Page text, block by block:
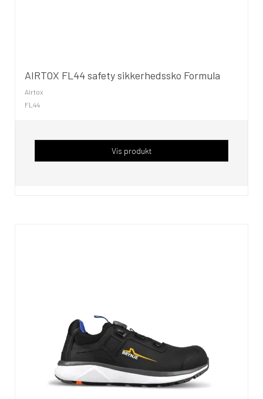
AIRTOX FL44 safety sikkerhedssko Formula
Airtox
FL44
Vis produkt